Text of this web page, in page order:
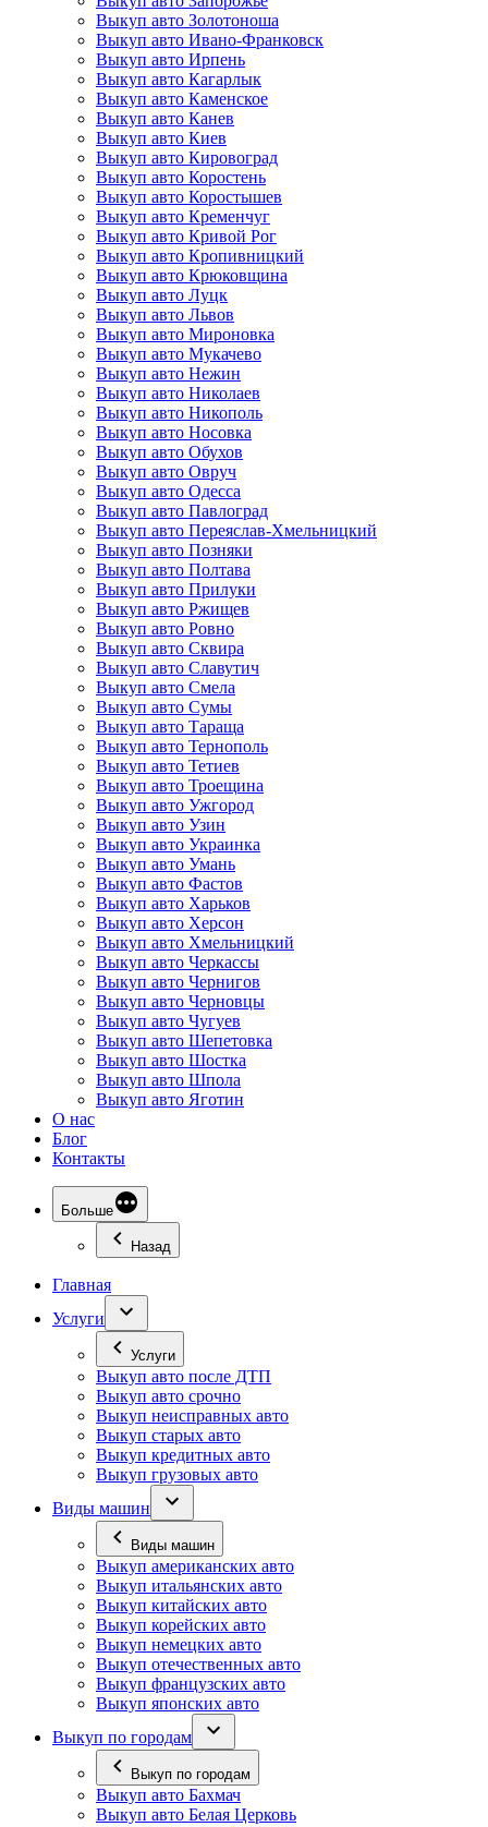
Выкуп авто Золотоноша
Выкуп авто Ивано-Франковск
Выкуп авто Ирпень
Выкуп авто Кагарлык
Выкуп авто Каменское
Выкуп авто Канев
Выкуп авто Киев
Выкуп авто Кировоград
Выкуп авто Коростень
Выкуп авто Коростышев
Выкуп авто Кременчуг
Выкуп авто Кривой Рог
Выкуп авто Кропивницкий
Выкуп авто Крюковщина
Выкуп авто Луцк
Выкуп авто Львов
Выкуп авто Мироновка
Выкуп авто Мукачево
Выкуп авто Нежин
Выкуп авто Николаев
Выкуп авто Никополь
Выкуп авто Носовка
Выкуп авто Обухов
Выкуп авто Овруч
Выкуп авто Одесса
Выкуп авто Павлоград
Выкуп авто Переяслав-Хмельницкий
Выкуп авто Позняки
Выкуп авто Полтава
Выкуп авто Прилуки
Выкуп авто Ржищев
Выкуп авто Ровно
Выкуп авто Сквира
Выкуп авто Славутич
Выкуп авто Смела
Выкуп авто Сумы
Выкуп авто Тараща
Выкуп авто Тернополь
Выкуп авто Тетиев
Выкуп авто Троещина
Выкуп авто Ужгород
Выкуп авто Узин
Выкуп авто Украинка
Выкуп авто Умань
Выкуп авто Фастов
Выкуп авто Харьков
Выкуп авто Херсон
Выкуп авто Хмельницкий
Выкуп авто Черкассы
Выкуп авто Чернигов
Выкуп авто Черновцы
Выкуп авто Чугуев
Выкуп авто Шепетовка
Выкуп авто Шостка
Выкуп авто Шпола
Выкуп авто Яготин
О нас
Блог
Контакты
Больше
Назад
Главная
Услуги
Услуги
Выкуп авто после ДТП
Выкуп авто срочно
Выкуп неисправных авто
Выкуп старых авто
Выкуп кредитных авто
Выкуп грузовых авто
Виды машин
Виды машин
Выкуп американских авто
Выкуп итальянских авто
Выкуп китайских авто
Выкуп корейских авто
Выкуп немецких авто
Выкуп отечественных авто
Выкуп французских авто
Выкуп японских авто
Выкуп по городам
Выкуп по городам
Выкуп авто Бахмач
Выкуп авто Белая Церковь